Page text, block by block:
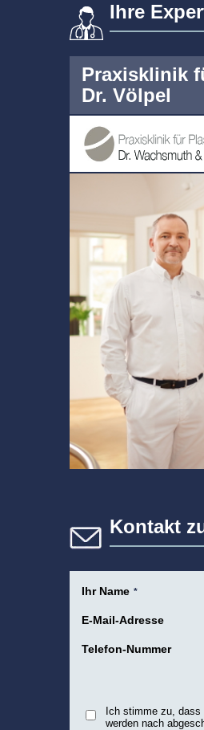
Ihre
Praxisklinik
Dr. Völpel
Kontakt
Ihr Name *
E-Mail-Adresse
Telefon-Nummer
Ich stimme zu, dass
werden nach